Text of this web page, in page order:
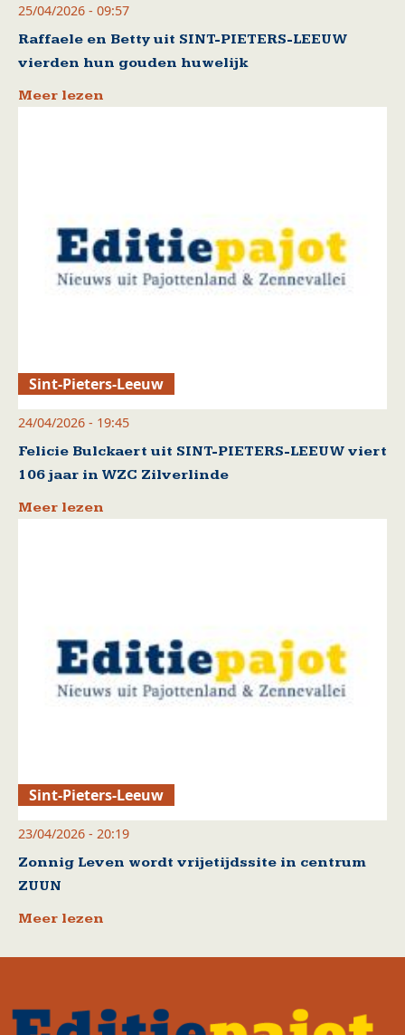
25/04/2026 - 09:57
Raffaele en Betty uit SINT-PIETERS-LEEUW
vierden hun gouden huwelijk
Meer lezen
Sint-Pieters-Leeuw
24/04/2026 - 19:45
Felicie Bulckaert uit SINT-PIETERS-LEEUW viert
106 jaar in WZC Zilverlinde
Meer lezen
Sint-Pieters-Leeuw
23/04/2026 - 20:19
Zonnig Leven wordt vrijetijdssite in centrum
ZUUN
Meer lezen